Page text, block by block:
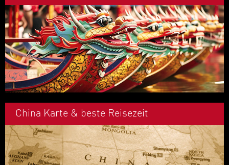
China Karte & beste Reisezeit